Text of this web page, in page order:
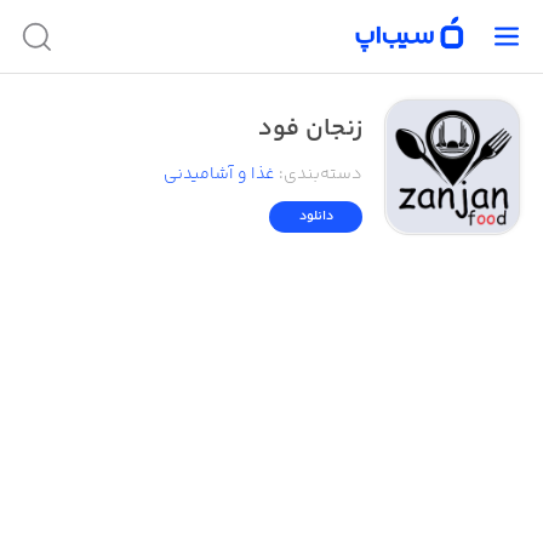
زنجان فود
دسته‌بندی: غذا و آشامیدنی
دانلود